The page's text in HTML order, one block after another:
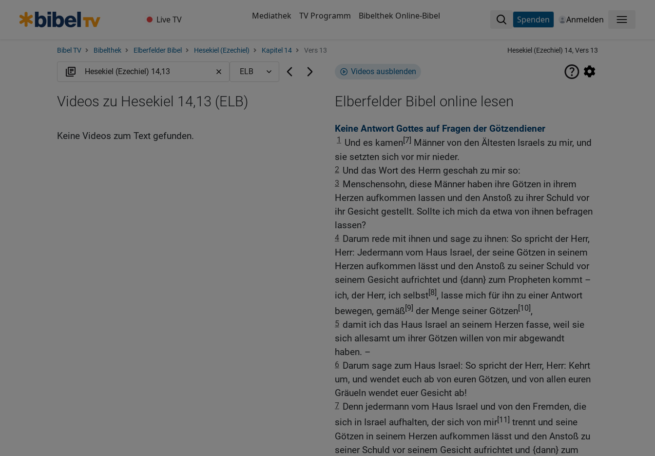
Live TV Mediathek TV Programm Bibelthek Online-Bibel Spenden Anmelden Menü
Bibel TV Bibelthek Elberfelder Bibel Hesekiel (Ezechiel) Kapitel 14 Vers 13 Hesekiel (Ezechiel) 14, Vers 13
Videos ausblenden
Elberfelder Bibel online lesen
Keine Antwort Gottes auf Fragen der Götzendiener
1 Und es kamen[7] Männer von den Ältesten Israels zu mir, und
sie setzten sich vor mir nieder.
2 Und das Wort des Herrn geschah zu mir so:
3 Menschensohn, diese Männer haben ihre Götzen in ihrem
Herzen aufkommen lassen und den Anstoß zu ihrer Schuld vor
ihr Gesicht gestellt. Sollte ich mich da etwa von ihnen befragen
lassen?
4 Darum rede mit ihnen und sage zu ihnen: So spricht der Herr,
Herr: Jedermann vom Haus Israel, der seine Götzen in seinem
Herzen aufkommen lässt und den Anstoß zu seiner Schuld vor
seinem Gesicht aufrichtet und {dann} zum Propheten kommt –
ich, der Herr, ich selbst[8], lasse mich für ihn zu einer Antwort
bewegen, gemäß[9] der Menge seiner Götzen[10],
5 damit ich das Haus Israel an seinem Herzen fasse, weil sie
sich allesamt um ihrer Götzen willen von mir abgewandt
haben. –
6 Darum sage zum Haus Israel: So spricht der Herr, Herr: Kehrt
um, und wendet euch ab von euren Götzen, und von allen euren
Gräueln wendet euer Gesicht ab!
7 Denn jedermann vom Haus Israel und von den Fremden, die
sich in Israel aufhalten, der sich von mir[11] trennt und seine
Götzen in seinem Herzen aufkommen lässt und den Anstoß zu
seiner Schuld vor seinem Gesicht aufrichtet und {dann} zum
Videos zu Hesekiel 14,13 (ELB)
Keine Videos zum Text gefunden.